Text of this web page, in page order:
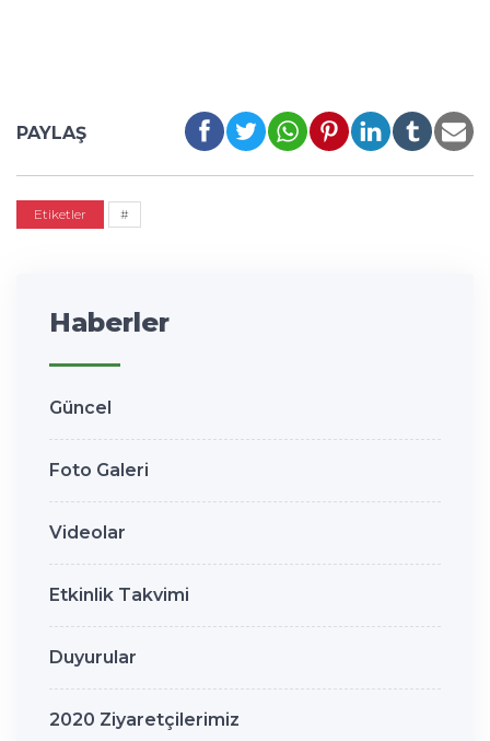
PAYLAŞ
Etiketler #
Haberler
Güncel
Foto Galeri
Videolar
Etkinlik Takvimi
Duyurular
2020 Ziyaretçilerimiz